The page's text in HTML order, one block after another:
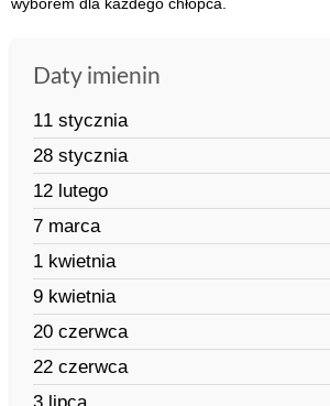
Daty imienin
11 stycznia
28 stycznia
12 lutego
7 marca
1 kwietnia
9 kwietnia
20 czerwca
22 czerwca